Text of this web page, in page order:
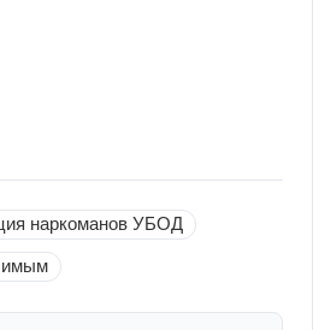
наркоманов УБОД